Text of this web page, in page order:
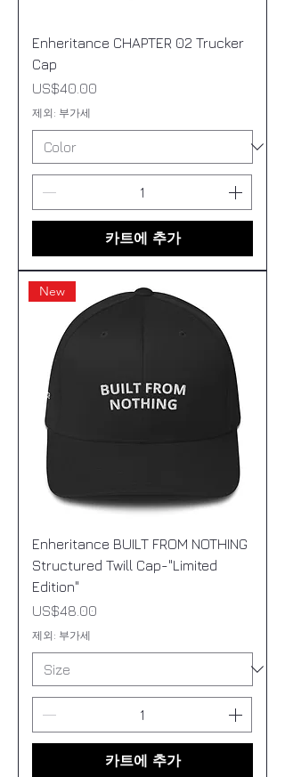
Enheritance CHAPTER 02 Trucker
Cap
가격
US$40.00
제외: 부가세
카트에 추가
New
Enheritance BUILT FROM NOTHING
Structured Twill Cap-"Limited
Edition"
가격
US$48.00
제외: 부가세
카트에 추가